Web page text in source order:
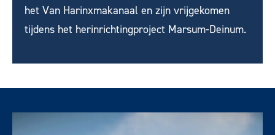
het Van Harinxmakanaal en zijn vrijgekomen
tijdens het herinrichtingproject Marsum-Deinum.